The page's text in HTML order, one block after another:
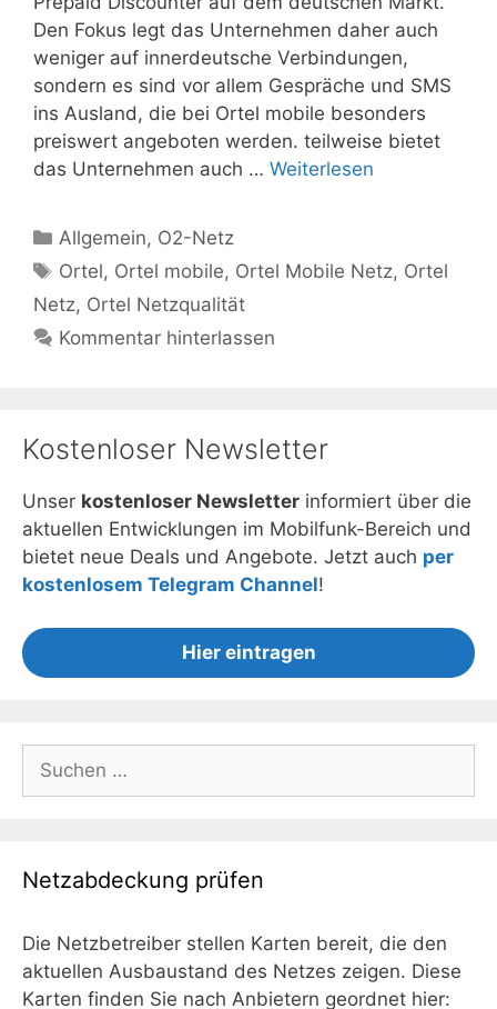
Den Fokus legt das Unternehmen daher auch
weniger auf innerdeutsche Verbindungen,
sondern es sind vor allem Gespräche und SMS
ins Ausland, die bei Ortel mobile besonders
preiswert angeboten werden. teilweise bietet
das Unternehmen auch … Weiterlesen
Kategorien
Allgemein, O2-Netz
Schlagwörter
Ortel, Ortel mobile, Ortel Mobile Netz, Ortel
Netz, Ortel Netzqualität
Kommentar hinterlassen
Kostenloser Newsletter
Unser kostenloser Newsletter informiert über die
aktuellen Entwicklungen im Mobilfunk-Bereich und
bietet neue Deals und Angebote. Jetzt auch per
kostenlosem Telegram Channel!
Hier eintragen
nach:
Netzabdeckung prüfen
Die Netzbetreiber stellen Karten bereit, die den
aktuellen Ausbaustand des Netzes zeigen. Diese
Karten finden Sie nach Anbietern geordnet hier: